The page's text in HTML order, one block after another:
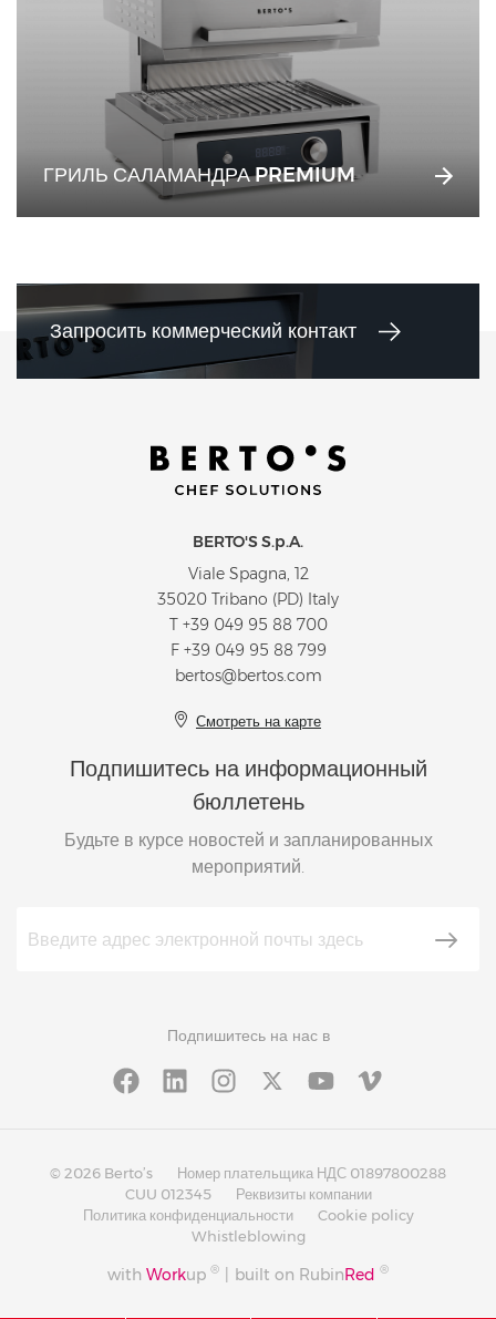
ГРИЛЬ САЛАМАНДРА PREMIUM
Запросить коммерческий контакт
BERTO'S S.p.A.
Viale Spagna, 12
35020 Tribano (PD) Italy
T +39 049 95 88 700
F +39 049 95 88 799
bertos@bertos.com
Смотреть на карте
Подпишитесь на информационный
бюллетень
Будьте в курсе новостей и запланированных
мероприятий.
Подпишитесь на нас в
© 2026 Berto’s
Номер плательщика НДС 01897800288
CUU 012345
Реквизиты компании
Политика конфиденциальности
Cookie policy
Whistleblowing
with Workup ® built on RubinRed ®